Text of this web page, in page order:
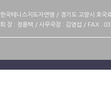
한국테니스지도자연맹 / 경기도 고양시 호
회 장 : 정용택 / 사무국장 : 김영섭 / FAX :